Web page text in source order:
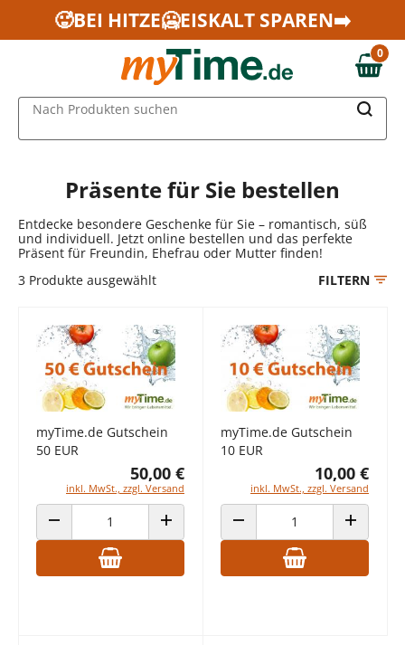
Zum Hauptinhalt springen
Zur Navigation springen
Zur Suche springen
🥵BEI HITZE🥶EISKALT SPAREN➡️
0,00 €
0
Nach Produkten suchen
Präsente für Sie bestellen
Entdecke besondere Geschenke für Sie – romantisch, süß
und individuell. Jetzt online bestellen und das perfekte
Präsent für Freundin, Ehefrau oder Mutter finden!
3 Produkte ausgewählt FILTERN
myTime.de Gutschein
50 EUR
50,00 €
inkl. MwSt., zzgl. Versand
ANZAHL VERRINGERN ANZAHL ERHÖHEN
myTime.de Gutschein
10 EUR
10,00 €
inkl. MwSt., zzgl. Versand
ANZAHL VERRINGERN ANZAHL